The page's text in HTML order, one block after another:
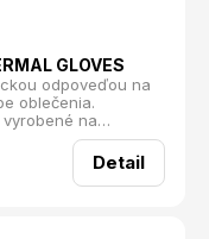
GLOVES
odpoveďou na
oblečenia.
na
druhý život.
prilieha k rukám,
odvádza vlhkosť.
úchop. Izolácia
Detail